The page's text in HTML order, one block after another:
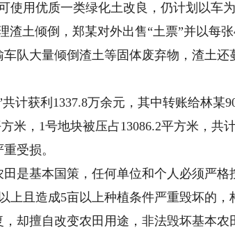
使用优质一类绿化土改良，仍计划以车
渣土倾倒，郑某对外出售“土票”并以每张
队大量倾倒渣土等固体废弃物，渣土还
获利1337.8万余元，其中转账给林某
米，1号地块被压占13086.2平方米，共
受损。
基本国策，任何单位和个人必须严格
上且造成5亩以上种植条件严重毁坏的，
却擅自改变农田用途，非法毁坏基本农